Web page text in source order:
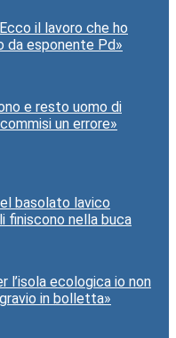
il lavoro che ho
da esponente Pd»
e resto uomo di
un errore»
basolato lavico
finiscono nella buca
l’isola ecologica io non
in bolletta»